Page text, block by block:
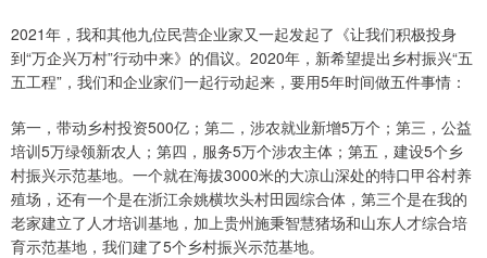
2021年，我和其他九位民营企业家又一起发起了《让我们积极投身
到“万企兴万村”行动中来》的倡议。2020年，新希望提出乡村振兴“五
五工程”，我们和企业家们一起行动起来，要用5年时间做五件事情：
第一，带动乡村投资500亿；第二，涉农就业新增5万个；第三，公益
培训5万绿领新农人；第四，服务5万个涉农主体；第五，建设5个乡
村振兴示范基地。一个就在海拔3000米的大凉山深处的特口甲谷村养
殖场，还有一个是在浙江余姚横坎头村田园综合体，第三个是在我的
老家建立了人才培训基地，加上贵州施秉智慧猪场和山东人才综合培
育示范基地，我们建了5个乡村振兴示范基地。